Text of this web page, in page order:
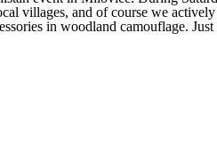
villages, and of course we
in woodland camouflage.